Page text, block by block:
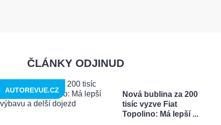
ČLÁNKY ODJINUD
Nová bublina za 200
tisíc vyzve Fiat
Topolino: Má lepší ...
AUTOREVUE.CZ